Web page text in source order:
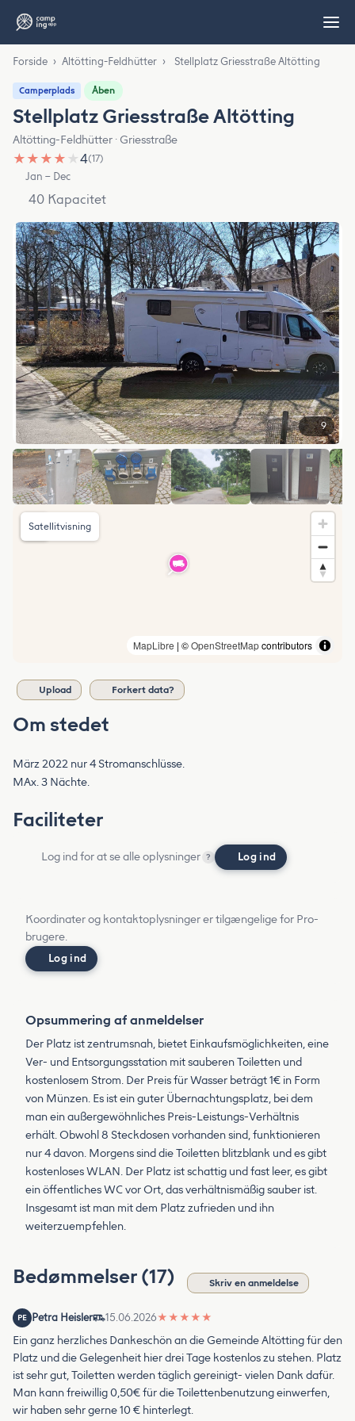
Forside › Altötting-Feldhütter › Stellplatz Griesstraße Altötting
Camperplads Åben
Stellplatz Griesstraße Altötting
Altötting-Feldhütter · Griesstraße
★ ★ ★ ★ ★4(17)
Jan – Dec
40 Kapacitet
9
MapLibre | ©OpenStreetMapcontributors
Satellitvisning
Upload Forkert data?
Om stedet
März 2022 nur 4 Stromanschlüsse.
MAx. 3 Nächte.
Faciliteter
Log ind for at se alle oplysninger ? Log ind
Koordinater og kontaktoplysninger er tilgængelige for Pro-
brugere.
Log ind
Opsummering af anmeldelser
Der Platz ist zentrumsnah, bietet Einkaufsmöglichkeiten, eine
Ver- und Entsorgungsstation mit sauberen Toiletten und
kostenlosem Strom. Der Preis für Wasser beträgt 1€ in Form
von Münzen. Es ist ein guter Übernachtungsplatz, bei dem
man ein außergewöhnliches Preis-Leistungs-Verhältnis
erhält. Obwohl 8 Steckdosen vorhanden sind, funktionieren
nur 4 davon. Morgens sind die Toiletten blitzblank und es gibt
kostenloses WLAN. Der Platz ist schattig und fast leer, es gibt
ein öffentliches WC vor Ort, das verhältnismäßig sauber ist.
Insgesamt ist man mit dem Platz zufrieden und ihn
weiterzuempfehlen.
Bedømmelser (17) Skriv en anmeldelse
PE Petra Heisler 15.06.2026★ ★ ★ ★ ★
Ein ganz herzliches Dankeschön an die Gemeinde Altötting für den
Platz und die Gelegenheit hier drei Tage kostenlos zu stehen. Platz
ist sehr gut, Toiletten werden täglich gereinigt- vielen Dank dafür.
Man kann freiwillig 0,50€ für die Toilettenbenutzung einwerfen,
wir haben sehr gerne 10 € hinterlegt.